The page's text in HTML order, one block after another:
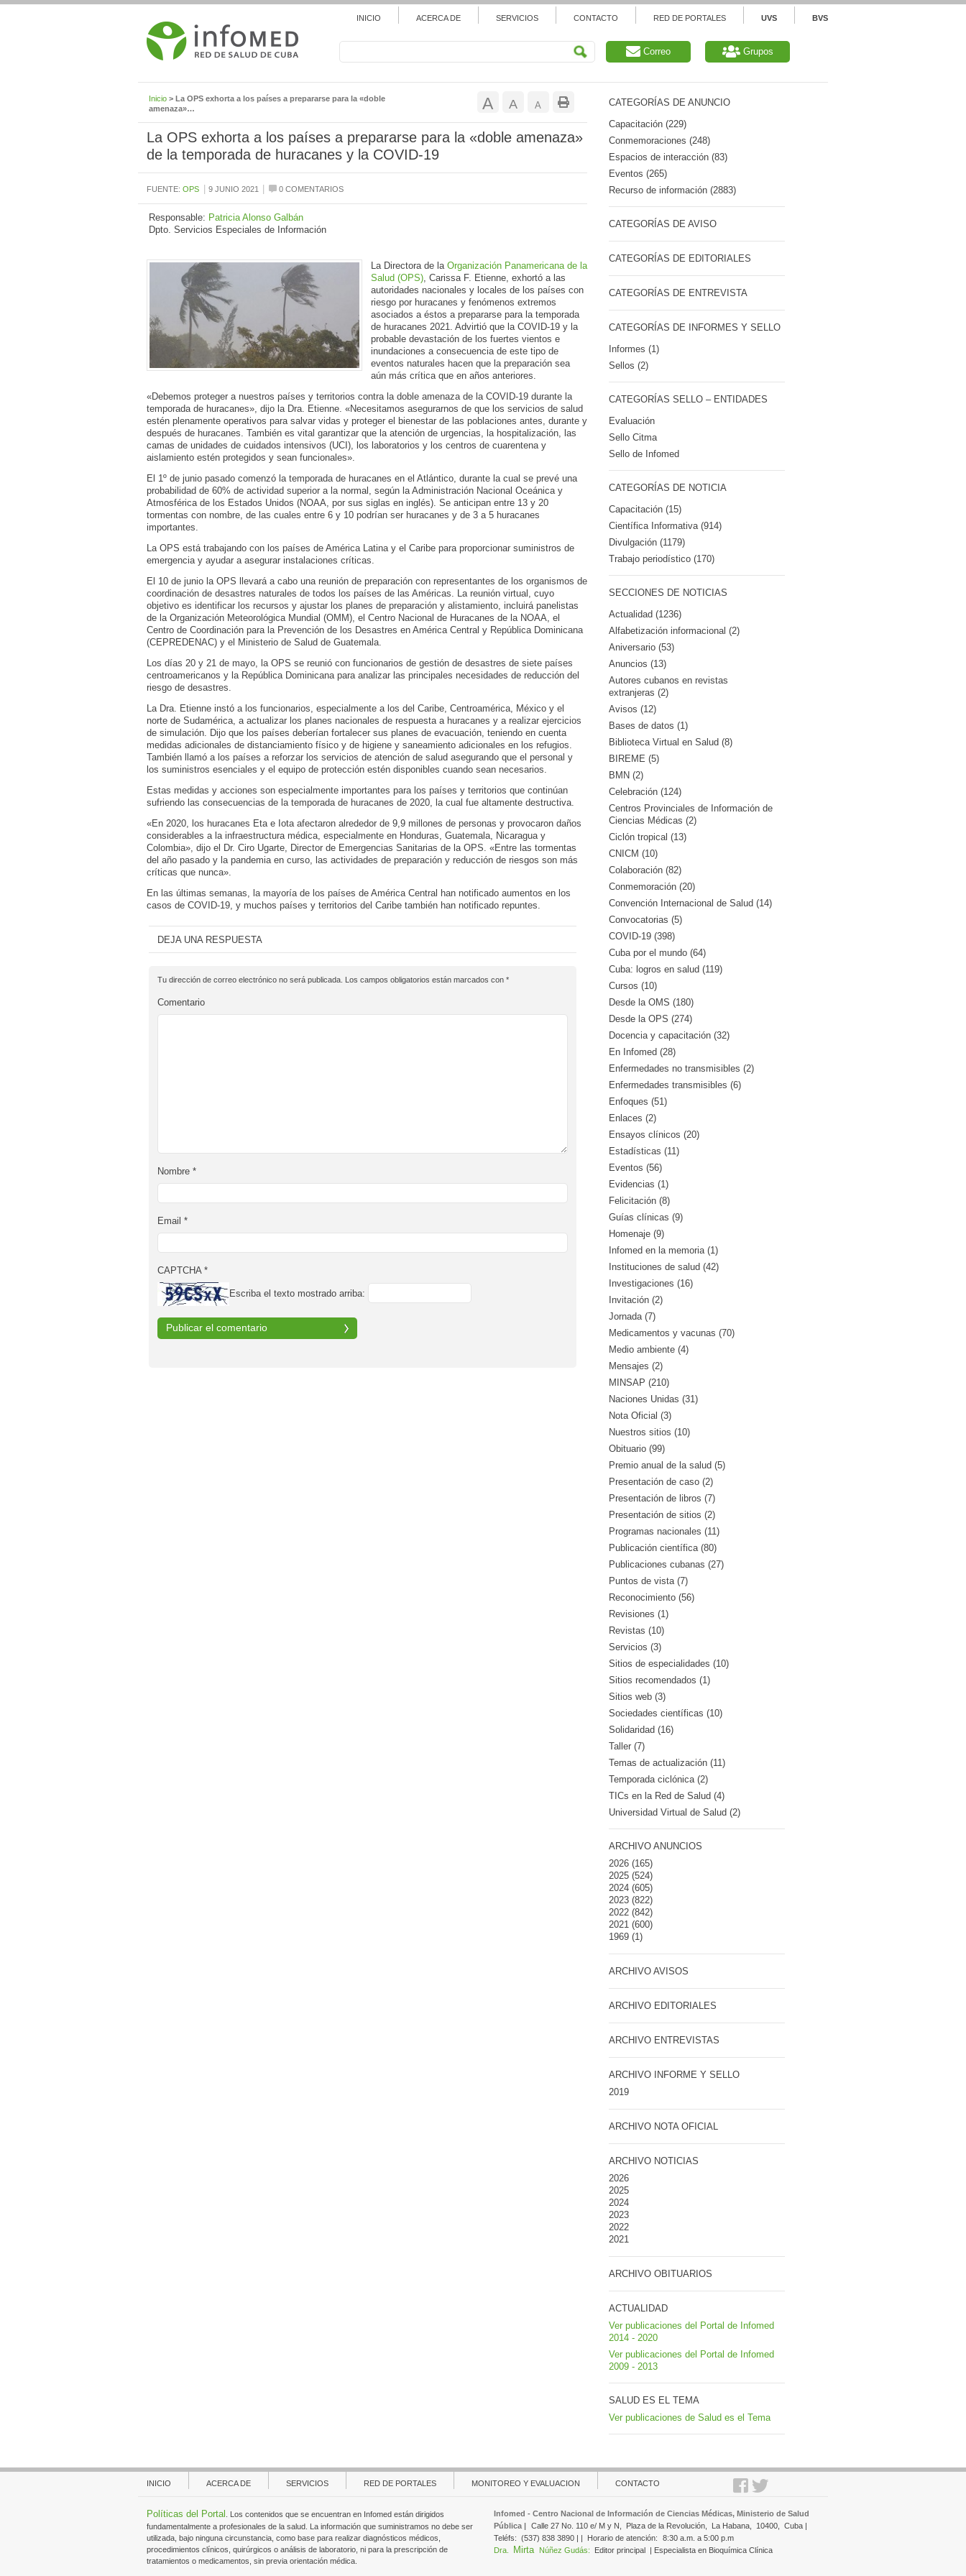
INICIO ACERCA DE SERVICIOS CONTACTO RED DE PORTALES UVS BVS
Correo Grupos
Inicio > La OPS exhorta a los países a prepararse para la «doble
amenaza»…
A Reducir
tamaño
ARestablecer
AAumentar
tamaño
fuente.
La OPS exhorta a los países a prepararse para la «doble amenaza»
de la temporada de huracanes y la COVID-19
FUENTE: OPS 9 JUNIO 2021 0 COMENTARIOS
Responsable: Patricia Alonso Galbán
Dpto. Servicios Especiales de Información
La Directora de la Organización Panamericana de la
Salud (OPS), Carissa F. Etienne, exhortó a las
autoridades nacionales y locales de los países con
riesgo por huracanes y fenómenos extremos
asociados a éstos a prepararse para la temporada
de huracanes 2021. Advirtió que la COVID-19 y la
probable devastación de los fuertes vientos e
inundaciones a consecuencia de este tipo de
eventos naturales hacen que la preparación sea
aún más crítica que en años anteriores.
«Debemos proteger a nuestros países y territorios contra la doble amenaza de la COVID-19 durante la
temporada de huracanes», dijo la Dra. Etienne. «Necesitamos asegurarnos de que los servicios de salud
estén plenamente operativos para salvar vidas y proteger el bienestar de las poblaciones antes, durante y
después de huracanes. También es vital garantizar que la atención de urgencias, la hospitalización, las
camas de unidades de cuidados intensivos (UCI), los laboratorios y los centros de cuarentena y
aislamiento estén protegidos y sean funcionales».
El 1º de junio pasado comenzó la temporada de huracanes en el Atlántico, durante la cual se prevé una
probabilidad de 60% de actividad superior a la normal, según la Administración Nacional Oceánica y
Atmosférica de los Estados Unidos (NOAA, por sus siglas en inglés). Se anticipan entre 13 y 20
tormentas con nombre, de las cuales entre 6 y 10 podrían ser huracanes y de 3 a 5 huracanes
importantes.
La OPS está trabajando con los países de América Latina y el Caribe para proporcionar suministros de
emergencia y ayudar a asegurar instalaciones críticas.
El 10 de junio la OPS llevará a cabo una reunión de preparación con representantes de los organismos de
coordinación de desastres naturales de todos los países de las Américas. La reunión virtual, cuyo
objetivo es identificar los recursos y ajustar los planes de preparación y alistamiento, incluirá panelistas
de la Organización Meteorológica Mundial (OMM), el Centro Nacional de Huracanes de la NOAA, el
Centro de Coordinación para la Prevención de los Desastres en América Central y República Dominicana
(CEPREDENAC) y el Ministerio de Salud de Guatemala.
Los días 20 y 21 de mayo, la OPS se reunió con funcionarios de gestión de desastres de siete países
centroamericanos y la República Dominicana para analizar las principales necesidades de reducción del
riesgo de desastres.
La Dra. Etienne instó a los funcionarios, especialmente a los del Caribe, Centroamérica, México y el
norte de Sudamérica, a actualizar los planes nacionales de respuesta a huracanes y a realizar ejercicios
de simulación. Dijo que los países deberían fortalecer sus planes de evacuación, teniendo en cuenta
medidas adicionales de distanciamiento físico y de higiene y saneamiento adicionales en los refugios.
También llamó a los países a reforzar los servicios de atención de salud asegurando que el personal y
los suministros esenciales y el equipo de protección estén disponibles cuando sean necesarios.
Estas medidas y acciones son especialmente importantes para los países y territorios que continúan
sufriendo las consecuencias de la temporada de huracanes de 2020, la cual fue altamente destructiva.
«En 2020, los huracanes Eta e Iota afectaron alrededor de 9,9 millones de personas y provocaron daños
considerables a la infraestructura médica, especialmente en Honduras, Guatemala, Nicaragua y
Colombia», dijo el Dr. Ciro Ugarte, Director de Emergencias Sanitarias de la OPS. «Entre las tormentas
del año pasado y la pandemia en curso, las actividades de preparación y reducción de riesgos son más
críticas que nunca».
En las últimas semanas, la mayoría de los países de América Central han notificado aumentos en los
casos de COVID-19, y muchos países y territorios del Caribe también han notificado repuntes.
DEJA UNA RESPUESTA
Tu dirección de correo electrónico no será publicada. Los campos obligatorios están marcados con *
Comentario
Nombre *
Email *
CAPTCHA *
Escriba el texto mostrado arriba:
CATEGORÍAS DE ANUNCIO
Capacitación (229)
Conmemoraciones (248)
Espacios de interacción (83)
Eventos (265)
Recurso de información (2883)
CATEGORÍAS DE AVISO
CATEGORÍAS DE EDITORIALES
CATEGORÍAS DE ENTREVISTA
CATEGORÍAS DE INFORMES Y SELLO
Informes (1)
Sellos (2)
CATEGORÍAS SELLO – ENTIDADES
Evaluación
Sello Citma
Sello de Infomed
CATEGORÍAS DE NOTICIA
Capacitación (15)
Científica Informativa (914)
Divulgación (1179)
Trabajo periodístico (170)
SECCIONES DE NOTICIAS
Actualidad (1236)
Alfabetización informacional (2)
Aniversario (53)
Anuncios (13)
Autores cubanos en revistas
extranjeras (2)
Avisos (12)
Bases de datos (1)
Biblioteca Virtual en Salud (8)
BIREME (5)
BMN (2)
Celebración (124)
Centros Provinciales de Información de
Ciencias Médicas (2)
Ciclón tropical (13)
CNICM (10)
Colaboración (82)
Conmemoración (20)
Convención Internacional de Salud (14)
Convocatorias (5)
COVID-19 (398)
Cuba por el mundo (64)
Cuba: logros en salud (119)
Cursos (10)
Desde la OMS (180)
Desde la OPS (274)
Docencia y capacitación (32)
En Infomed (28)
Enfermedades no transmisibles (2)
Enfermedades transmisibles (6)
Enfoques (51)
Enlaces (2)
Ensayos clínicos (20)
Estadísticas (11)
Eventos (56)
Evidencias (1)
Felicitación (8)
Guías clínicas (9)
Homenaje (9)
Infomed en la memoria (1)
Instituciones de salud (42)
Investigaciones (16)
Invitación (2)
Jornada (7)
Medicamentos y vacunas (70)
Medio ambiente (4)
Mensajes (2)
MINSAP (210)
Naciones Unidas (31)
Nota Oficial (3)
Nuestros sitios (10)
Obituario (99)
Premio anual de la salud (5)
Presentación de caso (2)
Presentación de libros (7)
Presentación de sitios (2)
Programas nacionales (11)
Publicación científica (80)
Publicaciones cubanas (27)
Puntos de vista (7)
Reconocimiento (56)
Revisiones (1)
Revistas (10)
Servicios (3)
Sitios de especialidades (10)
Sitios recomendados (1)
Sitios web (3)
Sociedades científicas (10)
Solidaridad (16)
Taller (7)
Temas de actualización (11)
Temporada ciclónica (2)
TICs en la Red de Salud (4)
Universidad Virtual de Salud (2)
ARCHIVO ANUNCIOS
2026(165)
2025(524)
2024(605)
2023(822)
2022(842)
2021(600)
1969(1)
ARCHIVO AVISOS
ARCHIVO EDITORIALES
ARCHIVO ENTREVISTAS
ARCHIVO INFORME Y SELLO
2019
ARCHIVO NOTA OFICIAL
ARCHIVO NOTICIAS
2026
2025
2024
2023
2022
2021
ARCHIVO OBITUARIOS
ACTUALIDAD
Ver publicaciones del Portal de Infomed
2014 - 2020
Ver publicaciones del Portal de Infomed
2009 - 2013
SALUD ES EL TEMA
Ver publicaciones de Salud es el Tema
INICIO ACERCA DE SERVICIOS RED DE PORTALES MONITOREO Y EVALUACION CONTACTO
Políticas del Portal
. Los contenidos que se encuentran en Infomed están dirigidos
fundamentalmente a profesionales de la salud. La información que suministramos no debe ser
utilizada, bajo ninguna circunstancia, como base para realizar diagnósticos médicos,
procedimientos clínicos, quirúrgicos o análisis de laboratorio, ni para la prescripción de
tratamientos o medicamentos, sin previa orientación médica.
Infomed - Centro Nacional de Información de Ciencias Médicas, Ministerio de Salud
Pública | Calle 27 No. 110 e/ M y N, Plaza de la Revolución, La Habana, 10400,
Cuba |
Teléfs: (537) 838 3890 | | Horario de atención:
8:30 a.m. a 5:00 p.m
Dra.
Mirta Núñez Gudás: Editor principal | Especialista en Bioquímica Clínica